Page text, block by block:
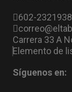
602-
Carrera 33 A
Elemento de
Síguenos en: